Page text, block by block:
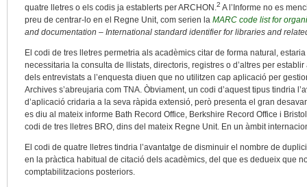
quatre lletres o els codis ja establerts per ARCHON.2 A l’Informe no es
preu de centrar-lo en el Regne Unit, com serien la MARC code list for
and documentation – International standard identifier for libraries and
El codi de tres lletres permetria als acadèmics citar de forma natural,
necessitaria la consulta de llistats, directoris, registres o d’altres per
dels entrevistats a l’enquesta diuen que no utilitzen cap aplicació per
Archives s’abreujaria com TNA. Òbviament, un codi d’aquest tipus tindria
d’aplicació cridaria a la seva ràpida extensió, però presenta el gran
es diu al mateix informe Bath Record Office, Berkshire Record Office i
codi de tres lletres BRO, dins del mateix Regne Unit. En un àmbit
El codi de quatre lletres tindria l’avantatge de disminuir el nombre de
en la pràctica habitual de citació dels acadèmics, del que es dedueix que
comptabilitzacions posteriors.